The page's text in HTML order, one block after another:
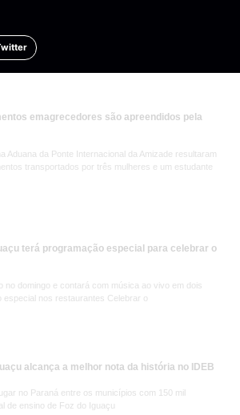
emagrecedores são apreendidos pela
Aduana da Ponte Internacional da Amizade resultaram
transportados por três mulheres e um estudante
terá programação especial para celebrar o
no domingo e contará com música ao vivo em dois
nos restaurantes Celebrar o
alcança a melhor nota da história no IDEB
no Paraná entre os municípios com 150 mil
de ensino de Foz do Iguaçu